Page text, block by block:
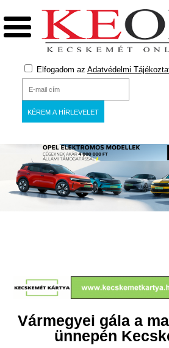
Elfogadom az Adatvédelmi
Vármegyei gála a
ünnepén